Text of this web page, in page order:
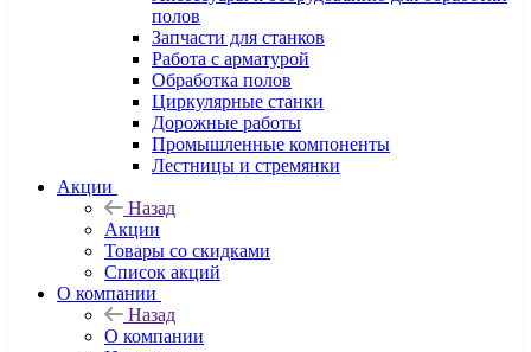
полов
Запчасти для станков
Работа с арматурой
Обработка полов
Циркулярные станки
Дорожные работы
Промышленные компоненты
Лестницы и стремянки
Акции
Назад
Акции
Товары со скидками
Список акций
О компании
Назад
О компании